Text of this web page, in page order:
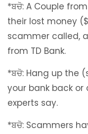
*ਬਚੋ: A Couple
their lost money
scammer called,
from TD Bank.
*ਬਚੋ: Hang up the
your bank back
experts say.
*ਬਚੋ: Scammers